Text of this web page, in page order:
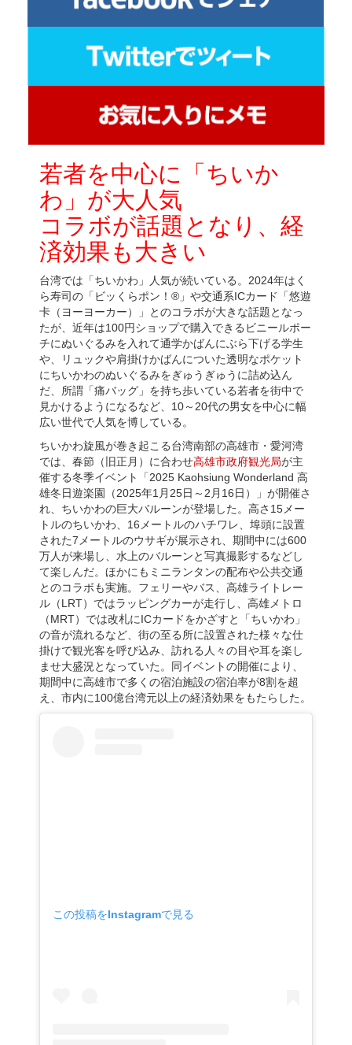
若者を中心に「ちいか
わ」が大人気
コラボが話題となり、経
済効果も大きい
台湾では「ちいかわ」人気が続いている。2024年はく
ら寿司の「ビッくらポン！®」や交通系ICカード「悠遊
卡（ヨーヨーカー）」とのコラボが大きな話題となっ
たが、近年は100円ショップで購入できるビニールポー
チにぬいぐるみを入れて通学かばんにぶら下げる学生
や、リュックや肩掛けかばんについた透明なポケット
にちいかわのぬいぐるみをぎゅうぎゅうに詰め込ん
だ、所謂「痛バッグ」を持ち歩いている若者を街中で
見かけるようになるなど、10～20代の男女を中心に幅
広い世代で人気を博している。
ちいかわ旋風が巻き起こる台湾南部の高雄市・愛河湾
では、春節（旧正月）に合わせ高雄市政府観光局が主
催する冬季イベント「2025 Kaohsiung Wonderland 高
雄冬日遊楽園（2025年1月25日～2月16日）」が開催さ
れ、ちいかわの巨大バルーンが登場した。高さ15メー
トルのちいかわ、16メートルのハチワレ、埠頭に設置
された7メートルのウサギが展示され、期間中には600
万人が来場し、水上のバルーンと写真撮影するなどし
て楽しんだ。ほかにもミニランタンの配布や公共交通
とのコラボも実施。フェリーやバス、高雄ライトレー
ル（LRT）ではラッピングカーが走行し、高雄メトロ
（MRT）では改札にICカードをかざすと「ちいかわ」
の音が流れるなど、街の至る所に設置された様々な仕
掛けで観光客を呼び込み、訪れる人々の目や耳を楽し
ませ大盛況となっていた。同イベントの開催により、
期間中に高雄市で多くの宿泊施設の宿泊率が8割を超
え、市内に100億台湾元以上の経済効果をもたらした。
この投稿をInstagramで見る